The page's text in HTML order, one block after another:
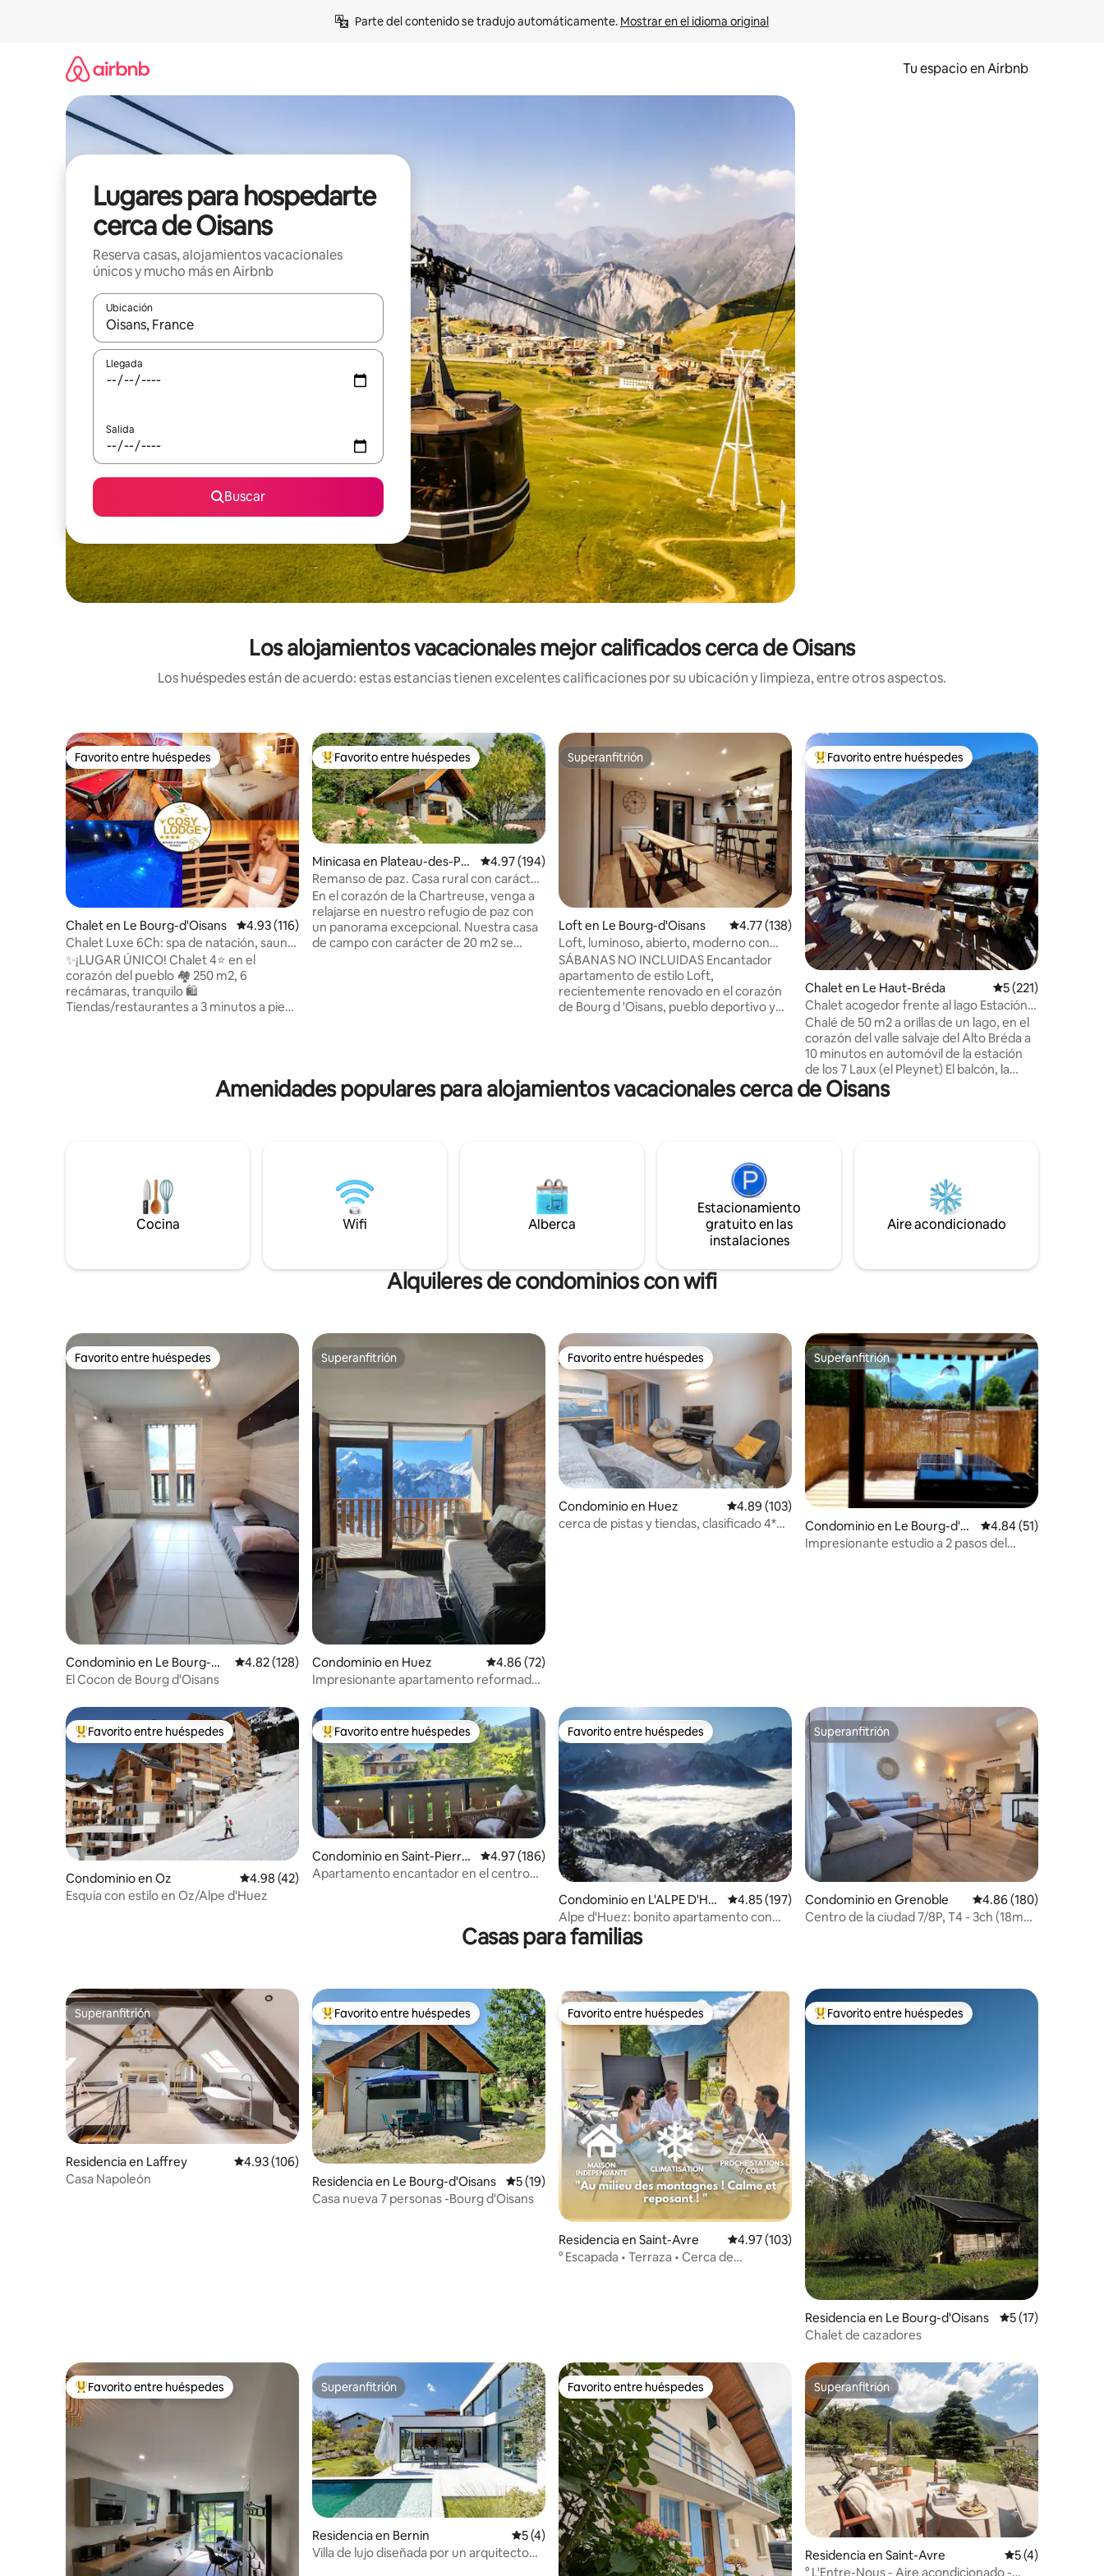
Parte del contenido se tradujo automáticamente. Mostrar en el idioma original
Tu espacio en Airbnb
Lugares para hospedarte
cerca de Oisans
Reserva casas, alojamientos vacacionales
únicos y mucho más en Airbnb
Ubicación
Cuando los resultados estén disponibles, podrás navegar usando las teclas de las flechas hacia arriba y hacia abajo, o bien tocando y deslizando la pantalla.
Llegada
Salida
Buscar
Los alojamientos vacacionales mejor calificados cerca de Oisans
Los huéspedes están de acuerdo: estas estancias tienen excelentes calificaciones por su ubicación y limpieza, entre otros aspectos.
Favorito entre huéspedes
Favorito entre huéspedes
Chalet en Le Bourg-d'Oisans Calificación promedio: 4.93 de 5; 116 evaluaciones
4.93 (116)
Chalet Luxe 6Ch: spa de natación, sauna,
billar, bar
✨¡LUGAR ÚNICO! Chalet 4⭐ en el
corazón del pueblo 🏘️ 250 m2, 6
recámaras, tranquilo 🛍️
Tiendas/restaurantes a 3 minutos a pie
de montaña y caminatas a 2 min - 🚍
el lugar - Jardín cerrado, parrilla, hamaca
De los mejores en Favorito entre huéspedes
Favorito entre huéspedes
Minicasa en Plateau-des-Pet
ites-Roches
Calificación promedio: 4.97 de 5; 194 evaluaciones
4.97 (194)
Remanso de paz. Casa rural con carácter
con sauna
En el corazón de la Chartreuse, venga a
relajarse en nuestro refugio de paz con
un panorama excepcional. Nuestra casa
de campo con carácter de 20 m2 se
el lugar ideal. A 35 minutos de Grenoble y
Chambéry. "gitedecaractere-
Superanfitrión
Superanfitrión
Loft en Le Bourg-d'Oisans Calificación promedio: 4.77 de 5; 138 evaluaciones
4.77 (138)
Loft, luminoso, abierto, moderno con
pequeño balcón
SÁBANAS NO INCLUIDAS Encantador
apartamento de estilo Loft,
recientemente renovado en el corazón
de Bourg d 'Oisans, pueblo deportivo y
domina el pueblo. -Hay una habitación
grande con una cama king size -Un
vivienda - Cerca de bares, restaurantes,
tiendas...
De los mejores en Favorito entre huéspedes
Favorito entre huéspedes
Chalet en Le Haut-Bréda Calificación
5 (221)
Chalet acogedor frente al lago Estación
de los 7 Laux
Chalé de 50 m2 a orillas de un lago, en el
corazón del valle salvaje del Alto Bréda a
10 minutos en automóvil de la estación
de los 7 Laux (el Pleynet) El balcón, la
terraza y el jardín ofrecen una vista
panorámica y espectacular del lago y las
trineos, rutas de senderismo disponibles
para explorar la naturaleza durante todo
Amenidades populares para alojamientos vacacionales cerca de Oisans
Cocina Wifi Alberca
Estacionamiento
gratuito en las
instalaciones
Aire acondicionado
Alquileres de condominios con wifi
Favorito entre huéspedes
Favorito entre huéspedes
Condominio en Le Bourg-
d'Oisans
Calificación promedio: 4.82 de 5; 128 evaluaciones
4.82 (128)
El Cocon de Bourg d'Oisans
Superanfitrión
Superanfitrión
Condominio en Huez Calificación promedio: 4.86 de 5; 72 evaluaciones
4.86 (72)
Impresionante apartamento reformado,
Favorito entre huéspedes
Favorito entre huéspedes
Condominio en Huez Calificación promedio: 4.89 de 5; 103 evaluaciones
4.89 (103)
cerca de pistas y tiendas, clasificado 4*
Superanfitrión
Superanfitrión
Condominio en Le Bourg-d'Oi
sans
Calificación
4.84 (51)
Impresionante estudio a 2 pasos del
De los mejores en Favorito entre huéspedes
Favorito entre huéspedes
Condominio en Oz Calificación promedio: 4.98 de 5; 42 evaluaciones
4.98 (42)
Esquía con estilo en Oz/Alpe d'Huez
De los mejores en Favorito entre huéspedes
Favorito entre huéspedes
Condominio en Saint-Pierre-
de-Chartreuse
Calificación promedio: 4.97 de 5; 186 evaluaciones
4.97 (186)
Apartamento encantador en el centro
Favorito entre huéspedes
Favorito entre huéspedes
Condominio en L'ALPE D'HU
EZ
Calificación promedio: 4.85 de 5; 197 evaluaciones
4.85 (197)
Alpe d'Huez: bonito apartamento con
wifi gratuito
Superanfitrión
Superanfitrión
Condominio en Grenoble Calificación promedio:
4.86 (180)
Centro de la ciudad 7/8P, T4 - 3ch (18m2)
Casas para familias
Superanfitrión
Superanfitrión
Residencia en Laffrey Calificación promedio: 4.93 de 5; 106 evaluaciones
4.93 (106)
Casa Napoleón
De los mejores en Favorito entre huéspedes
Favorito entre huéspedes
Residencia en Le Bourg-d'Oisans Calificación promedio: 5 de 5; 19 evaluaciones
5 (19)
Casa nueva 7 personas -Bourg d'Oisans
Favorito entre huéspedes
Favorito entre huéspedes
Residencia en Saint-Avre Calificación promedio: 4.97 de 5; 103 evaluaciones
4.97 (103)
° Escapada • Terraza • Cerca de
De los mejores en Favorito entre huéspedes
Favorito entre huéspedes
Residencia en Le Bourg-d'Oisans Calificación
5 (17)
Chalet de cazadores
De los mejores en Favorito entre huéspedes
Favorito entre huéspedes Superanfitrión
Superanfitrión
Residencia en Bernin Calificación promedio: 5 de 5; 4 evaluaciones
5 (4)
Villa de lujo diseñada por un arquitecto
Favorito entre huéspedes
Favorito entre huéspedes Superanfitrión
Superanfitrión
Residencia en Saint-Avre Calificación
5 (4)
° L'Entre-Nous - Aire acondicionado -